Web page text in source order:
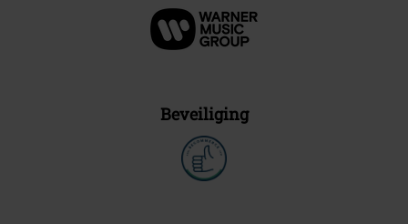
Beveiliging